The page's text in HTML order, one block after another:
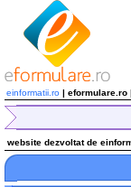
einformatii.ro | eformulare.ro |
website dezvoltat de